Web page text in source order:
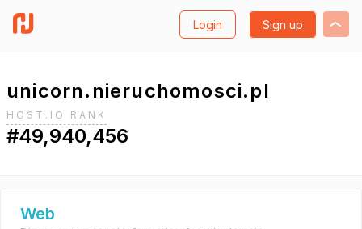
Login Sign up
unicorn.nieruchomosci.pl
HOST.IO RANK
#49,940,456
Web